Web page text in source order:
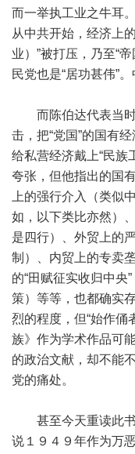
而一举执工业之牛耳
从中共开始，经济上
业）”被打压，乃至“
民党也是“居功甚伟”
而陈伯达代表当时
击，把“党国”的国有
给私营经济戴上“民族
夸张，但他指出的国
上的强行介入（类似
如，以下类比亦然）
是四行）、外贸上的
制）、内贸上的专卖
的“田赋征实收归中央
策）等等，也都确实
烈的程度，但“始作俑
族》作为学术作品可
的政治文献，却不能
党的痛处。
甚至今天重读此书
说１９４９年作为万